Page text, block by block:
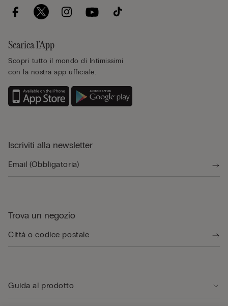
Scarica l’App
Scopri tutto il mondo di Intimissimi
con la nostra app ufficiale.
Iscriviti alla newsletter
Trova un negozio
Guida al prodotto